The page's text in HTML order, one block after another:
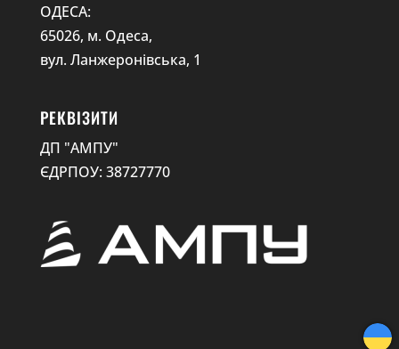
ОДЕСА:
65026, м. Одеса,
вул. Ланжеронівська, 1
РЕКВІЗИТИ
ДП "АМПУ"
ЄДРПОУ: 38727770